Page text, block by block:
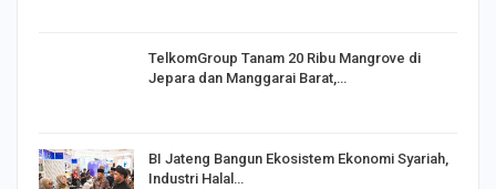
TelkomGroup Tanam 20 Ribu Mangrove di
Jepara dan Manggarai Barat,…
BI Jateng Bangun Ekosistem Ekonomi Syariah,
Industri Halal…